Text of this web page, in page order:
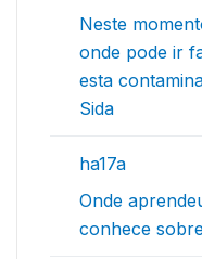
Neste
onde pode ir
esta
Sida
ha17a
Onde
conhece